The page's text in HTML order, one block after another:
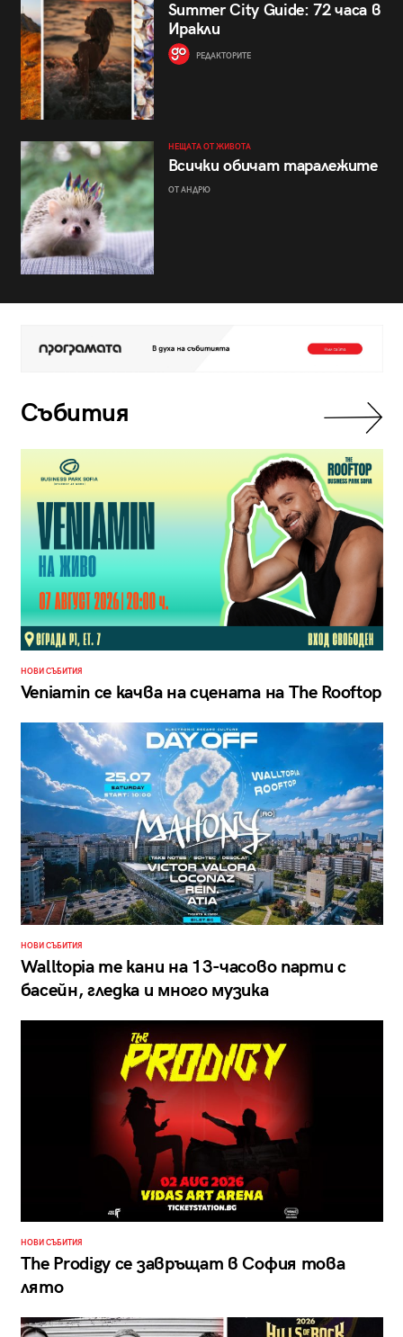
Summer City Guide: 72 часа в
Иракли
РЕДАКТОРИТЕ
НЕЩАТА ОТ ЖИВОТА
Всички обичат таралежите
ОТ АНДРЮ
Събития
НОВИ СЪБИТИЯ
Veniamin се качва на сцената на The Rooftop
НОВИ СЪБИТИЯ
Walltopia те кани на 13-часово парти с
басейн, гледка и много музика
НОВИ СЪБИТИЯ
The Prodigy се завръщат в София това
лято